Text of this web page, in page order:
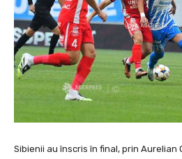
Sibienii au înscris în final, prin Aurelian